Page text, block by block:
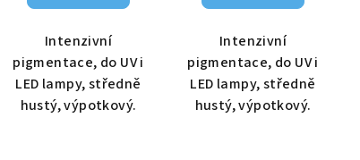
Intenzivní
pigmentace, do UV i
LED lampy, středně
hustý, výpotkový.
Intenzivní
pigmentace, do UV i
LED lampy, středně
hustý, výpotkový.